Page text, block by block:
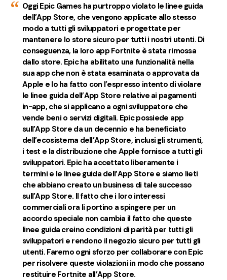
Oggi Epic Games ha purtroppo violato le linee guida
dell’App Store, che vengono applicate allo stesso
modo a tutti gli sviluppatori e progettate per
mantenere lo store sicuro per tutti i nostri utenti. Di
conseguenza, la loro app Fortnite è stata rimossa
dallo store. Epic ha abilitato una funzionalità nella
sua app che non è stata esaminata o approvata da
Apple e lo ha fatto con l’espresso intento di violare
le linee guida dell’App Store relative ai pagamenti
in-app, che si applicano a ogni sviluppatore che
vende beni o servizi digitali. Epic possiede app
sull’App Store da un decennio e ha beneficiato
dell’ecosistema dell’App Store, inclusi gli strumenti,
i test e la distribuzione che Apple fornisce a tutti gli
sviluppatori. Epic ha accettato liberamente i
termini e le linee guida dell’App Store e siamo lieti
che abbiano creato un business di tale successo
sull’App Store. Il fatto che i loro interessi
commerciali ora li portino a spingere per un
accordo speciale non cambia il fatto che queste
linee guida creino condizioni di parità per tutti gli
sviluppatori e rendono il negozio sicuro per tutti gli
utenti. Faremo ogni sforzo per collaborare con Epic
per risolvere queste violazioni in modo che possano
restituire Fortnite all’App Store.